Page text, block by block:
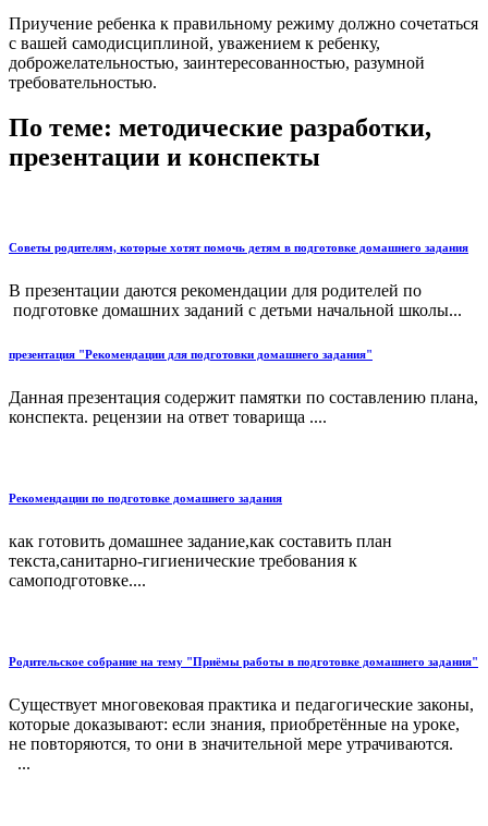
Приучение ребенка к правильному режиму должно сочетаться
с вашей самодисциплиной, уважением к ребенку,
доброжелательностью, заинтересованностью, разумной
требовательностью.
По теме: методические разработки,
презентации и конспекты
Советы родителям, которые хотят помочь детям в подготовке домашнего задания
В презентации даются рекомендации для родителей по
подготовке домашних заданий с детьми начальной школы...
презентация "Рекомендации для подготовки домашнего задания"
Данная презентация содержит памятки по составлению плана,
конспекта. рецензии на ответ товарища ....
Рекомендации по подготовке домашнего задания
как готовить домашнее задание,как составить план
текста,санитарно-гигиенические требования к
самоподготовке....
Родительское собрание на тему "Приёмы работы в подготовке домашнего задания"
Существует многовековая практика и педагогические законы,
которые доказывают: если знания, приобретённые на уроке,
не повторяются, то они в значительной мере утрачиваются.
...